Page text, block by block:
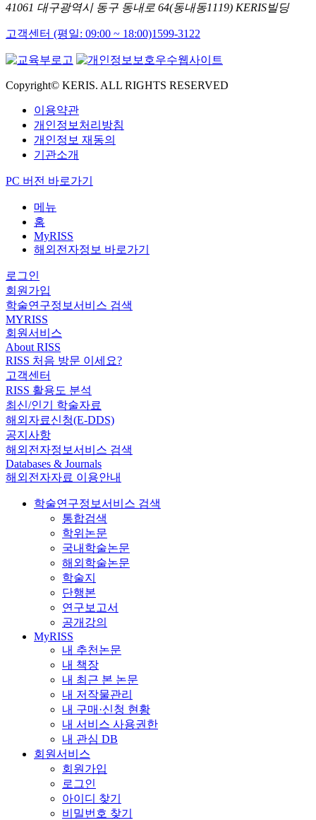
41061 대구광역시 동구 동내로 64(동내동1119) KERIS빌딩
고객센터 (평일: 09:00 ~ 18:00)1599-3122
Copyright© KERIS. ALL RIGHTS RESERVED
이용약관
개인정보처리방침
개인정보 재동의
기관소개
PC 버전 바로가기
메뉴
홈
MyRISS
해외전자정보 바로가기
로그인
회원가입
학술연구정보서비스 검색
MYRISS
회원서비스
About RISS
RISS 처음 방문 이세요?
고객센터
RISS 활용도 분석
최신/인기 학술자료
해외자료신청(E-DDS)
공지사항
해외전자정보서비스 검색
Databases & Journals
해외전자자료 이용안내
학술연구정보서비스 검색
통합검색
학위논문
국내학술논문
해외학술논문
학술지
단행본
연구보고서
공개강의
MyRISS
내 추천논문
내 책장
내 최근 본 논문
내 저작물관리
내 구매·신청 현황
내 서비스 사용권한
내 관심 DB
회원서비스
회원가입
로그인
아이디 찾기
비밀번호 찾기